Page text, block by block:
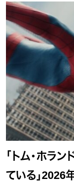
「トム・ホラ
ている」2026